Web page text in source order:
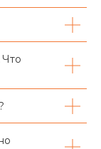
Что